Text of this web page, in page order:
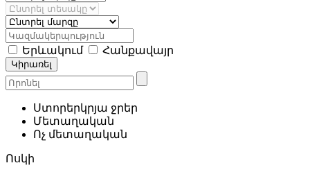
Երևակում Հանքավայր
Ստորերկրյա ջրեր
Մետաղական
Ոչ մետաղական
Ոսկի